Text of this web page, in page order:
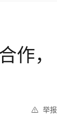
作，
举报